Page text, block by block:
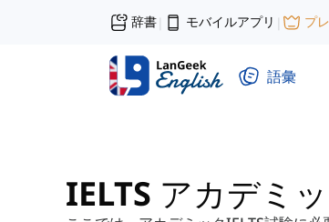
辞書| モバイルアプリ | プ
語彙
IELTS アカデミ